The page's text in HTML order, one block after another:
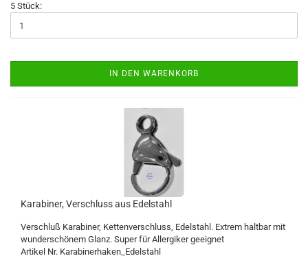
5 Stück:
IN DEN WARENKORB
Karabiner, Verschluss aus Edelstahl
Verschluß Karabiner, Kettenverschluss, Edelstahl. Extrem haltbar mit
wunderschönem Glanz. Super für Allergiker geeignet
Artikel Nr. Karabinerhaken_Edelstahl